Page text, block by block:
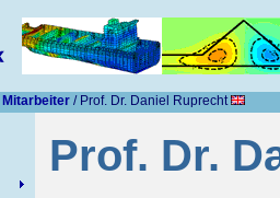
Mitarbeiter/ Prof. Dr. Daniel Ruprecht
Prof. Dr.